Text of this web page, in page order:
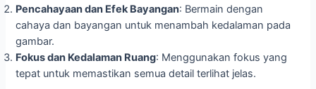
Pencahayaan dan Efek Bayangan: Bermain dengan
cahaya dan bayangan untuk menambah kedalaman pada
gambar.
Fokus dan Kedalaman Ruang: Menggunakan fokus yang
tepat untuk memastikan semua detail terlihat jelas.